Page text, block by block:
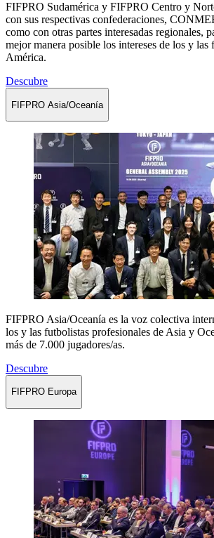
FIFPRO Sudamérica y FIFPRO Centro y
con sus respectivas confederaciones,
como con otras partes interesadas regionales,
mejor manera posible los intereses de los y las
América.
Descubre
FIFPRO Asia/Oceanía
FIFPRO Asia/Oceanía es la voz colectiva
los y las futbolistas profesionales de Asia y
más de 7.000 jugadores/as.
Descubre
FIFPRO Europa